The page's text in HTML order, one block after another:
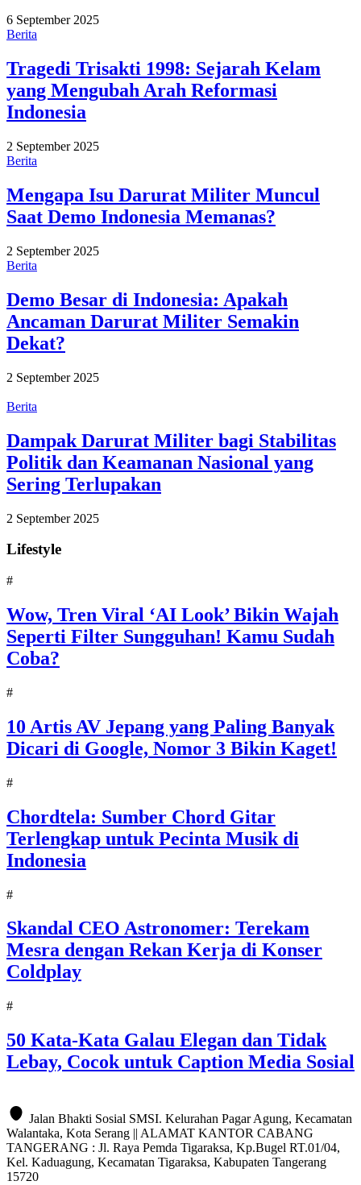
6 September 2025
Berita
Tragedi Trisakti 1998: Sejarah Kelam
yang Mengubah Arah Reformasi
Indonesia
2 September 2025
Berita
Mengapa Isu Darurat Militer Muncul
Saat Demo Indonesia Memanas?
2 September 2025
Berita
Demo Besar di Indonesia: Apakah
Ancaman Darurat Militer Semakin
Dekat?
2 September 2025
Berita
Dampak Darurat Militer bagi Stabilitas
Politik dan Keamanan Nasional yang
Sering Terlupakan
2 September 2025
Lifestyle
#
Wow, Tren Viral ‘AI Look’ Bikin Wajah
Seperti Filter Sungguhan! Kamu Sudah
Coba?
#
10 Artis AV Jepang yang Paling Banyak
Dicari di Google, Nomor 3 Bikin Kaget!
#
Chordtela: Sumber Chord Gitar
Terlengkap untuk Pecinta Musik di
Indonesia
#
Skandal CEO Astronomer: Terekam
Mesra dengan Rekan Kerja di Konser
Coldplay
#
50 Kata-Kata Galau Elegan dan Tidak
Lebay, Cocok untuk Caption Media Sosial
Jalan Bhakti Sosial SMSI. Kelurahan Pagar Agung, Kecamatan
Walantaka, Kota Serang || ALAMAT KANTOR CABANG
TANGERANG : Jl. Raya Pemda Tigaraksa, Kp.Bugel RT.01/04,
Kel. Kaduagung, Kecamatan Tigaraksa, Kabupaten Tangerang
15720